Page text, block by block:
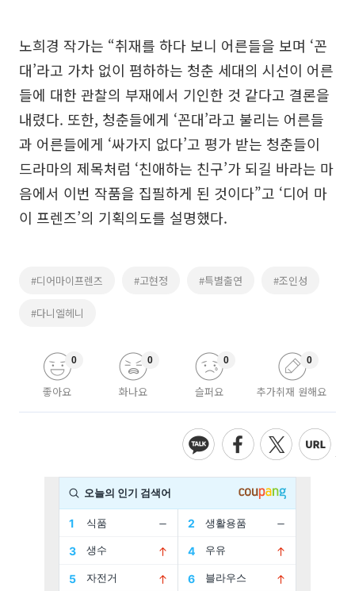
노희경 작가는 “취재를 하다 보니 어른들을 보며 ‘꼰
대’라고 가차 없이 폄하하는 청춘 세대의 시선이 어른
들에 대한 관찰의 부재에서 기인한 것 같다고 결론을
내렸다. 또한, 청춘들에게 ‘꼰대’라고 불리는 어른들
과 어른들에게 ‘싸가지 없다’고 평가 받는 청춘들이
드라마의 제목처럼 ‘친애하는 친구’가 되길 바라는 마
음에서 이번 작품을 집필하게 된 것이다”고 ‘디어 마
이 프렌즈’의 기획의도를 설명했다.
#디어마이프렌즈 #고현정 #특별출연 #조인성
#다니엘헤니
좋아요
0
화나요
0
슬퍼요
0
추가취재 원해요
0